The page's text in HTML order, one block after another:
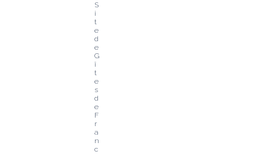
S
i
t
e
d
e
G
î
t
e
s
d
e
F
r
a
n
c